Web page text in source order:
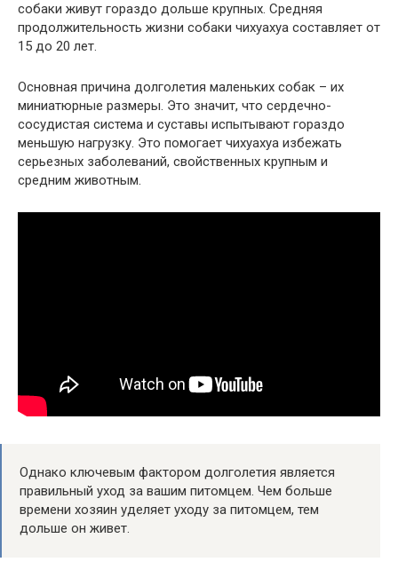
собаки живут гораздо дольше крупных. Средняя
продолжительность жизни собаки чихуахуа составляет от
15 до 20 лет.
Основная причина долголетия маленьких собак – их
миниатюрные размеры. Это значит, что сердечно-
сосудистая система и суставы испытывают гораздо
меньшую нагрузку. Это помогает чихуахуа избежать
серьезных заболеваний, свойственных крупным и
средним животным.
Однако ключевым фактором долголетия является
правильный уход за вашим питомцем. Чем больше
времени хозяин уделяет уходу за питомцем, тем
дольше он живет.